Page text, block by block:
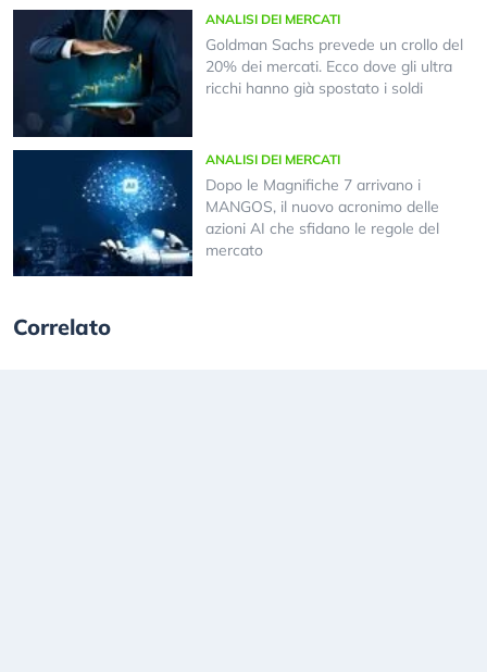
ANALISI DEI MERCATI
Goldman Sachs prevede un crollo del
20% dei mercati. Ecco dove gli ultra
ricchi hanno già spostato i soldi
ANALISI DEI MERCATI
Dopo le Magnifiche 7 arrivano i
MANGOS, il nuovo acronimo delle
azioni AI che sfidano le regole del
mercato
Correlato